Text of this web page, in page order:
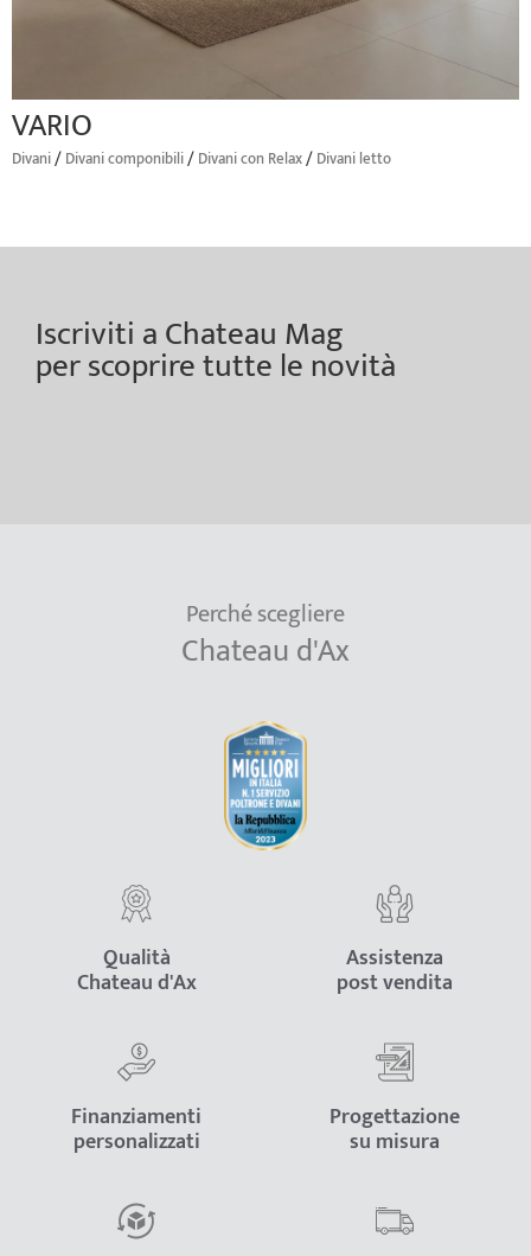
VARIO
Divani/Divani componibili/Divani con Relax/Divani letto
Iscriviti a Chateau Mag
per scoprire tutte le novità
Perché scegliere
Chateau d'Ax
Qualità
Chateau d'Ax
Assistenza
post vendita
Finanziamenti
personalizzati
Progettazione
su misura